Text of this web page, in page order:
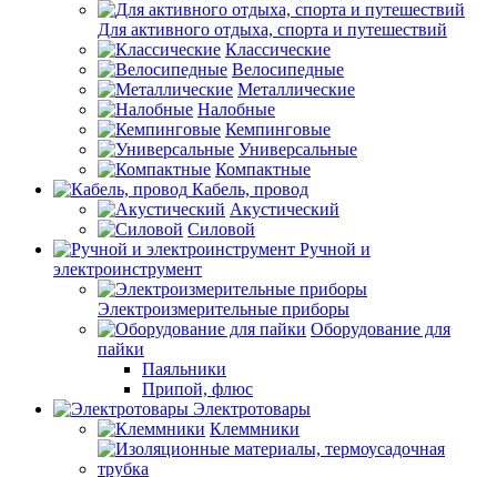
Для активного отдыха, спорта и путешествий
Классические
Велосипедные
Металлические
Налобные
Кемпинговые
Универсальные
Компактные
Кабель, провод
Акустический
Силовой
Ручной и
электроинструмент
Электроизмерительные приборы
Оборудование для
пайки
Паяльники
Припой, флюс
Электротовары
Клеммники